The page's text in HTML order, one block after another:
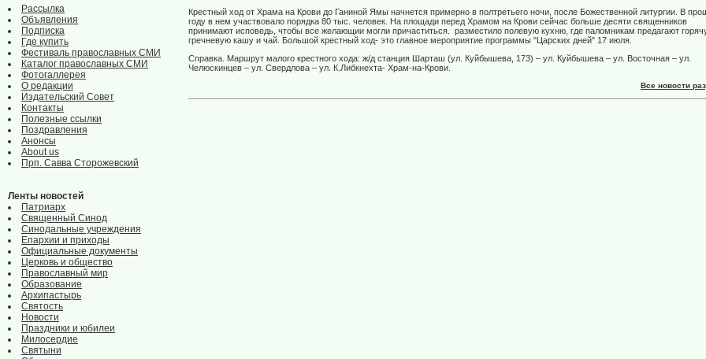
Рассылка
Объявления
Подписка
Где купить
Фестиваль православных СМИ
Каталог православных СМИ
Фотогаллерея
О редакции
Издательский Совет
Контакты
Полезные ссылки
Поздравления
Анонсы
About us
Прп. Савва Сторожевский
Ленты новостей
Патриарх
Священный Синод
Синодальные учреждения
Епархии и приходы
Официальные документы
Церковь и общество
Православный мир
Образование
Архипастырь
Святость
Новости
Праздники и юбилеи
Милосердие
Святыни
Крестный ход от Храма на Крови до Ганиной Ямы начнется примерно в полтретьего ночи, после Божественной литургии. В
году в нем участвовало порядка 80 тыс. человек. На площади перед Храмом на Крови сейчас больше десяти священников
принимают исповедь, чтобы все желающии могли причаститься. разместило полевую кухню, где паломникам предагают
гречневую кашу и чай. Большой крестный ход- это главное мероприятие программы "Царских дней" 17 июля.
Справка. Маршрут малого крестного хода: ж/д станция Шарташ (ул. Куйбышева, 173) – ул. Куйбышева – ул. Восточная – ул.
Челюскинцев – ул. Свердлова – ул. К.Либкнехта- Храм-на-Крови.
Все новости